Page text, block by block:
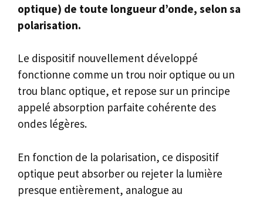
optique) de toute longueur d’onde, selon sa
polarisation.
Le dispositif nouvellement développé
fonctionne comme un trou noir optique ou un
trou blanc optique, et repose sur un principe
appelé absorption parfaite cohérente des
ondes légères.
En fonction de la polarisation, ce dispositif
optique peut absorber ou rejeter la lumière
presque entièrement, analogue au